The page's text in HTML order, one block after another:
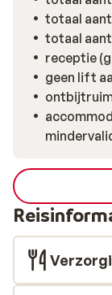
totaal
totaal
receptie
geen lift